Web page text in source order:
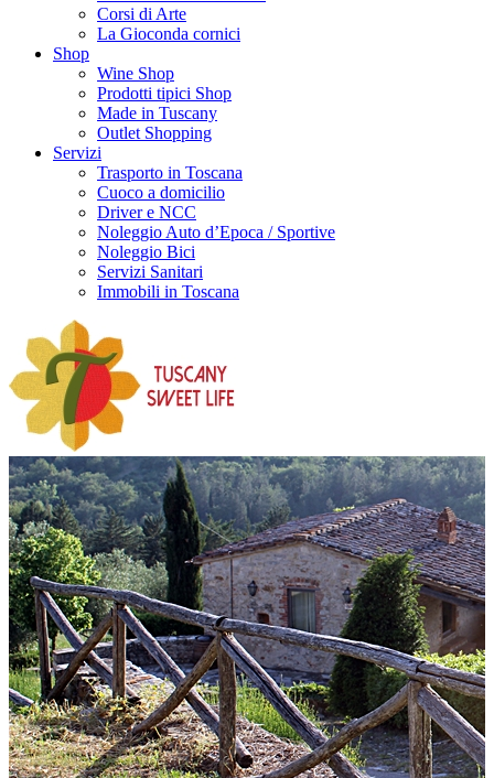
Corsi di Arte
La Gioconda cornici
Shop
Wine Shop
Prodotti tipici Shop
Made in Tuscany
Outlet Shopping
Servizi
Trasporto in Toscana
Cuoco a domicilio
Driver e NCC
Noleggio Auto d’Epoca / Sportive
Noleggio Bici
Servizi Sanitari
Immobili in Toscana